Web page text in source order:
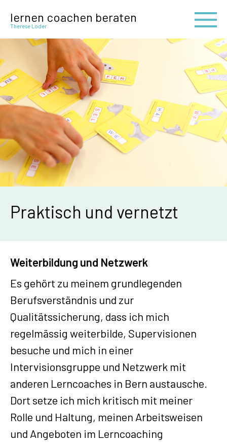
lernen coachen beraten
Therese Loder
Praktisch und vernetzt
Weiterbildung und Netzwerk
Es gehört zu meinem grundlegenden
Berufsverständnis und zur
Qualitätssicherung, dass ich mich
regelmässig weiterbilde, Supervisionen
besuche und mich in einer
Intervisionsgruppe und Netzwerk mit
anderen Lerncoaches in Bern austausche.
Dort setze ich mich kritisch mit meiner
Rolle und Haltung, meinen Arbeitsweisen
und Angeboten im Lerncoaching